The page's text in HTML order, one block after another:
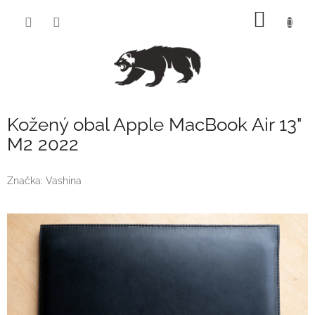
Kožený obal Apple MacBook Air 13"
M2 2022
Značka: Vashina